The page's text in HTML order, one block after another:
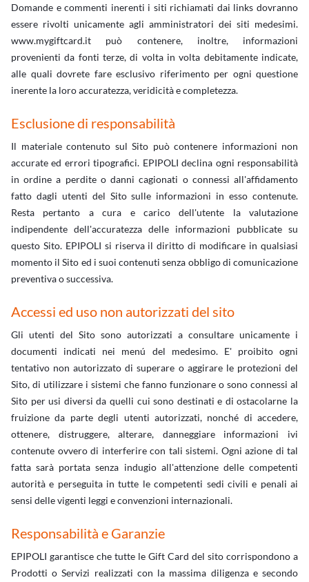
Domande e commenti inerenti i siti richiamati dai links dovranno
essere rivolti unicamente agli amministratori dei siti medesimi.
www.mygiftcard.it può contenere, inoltre, informazioni
provenienti da fonti terze, di volta in volta debitamente indicate,
alle quali dovrete fare esclusivo riferimento per ogni questione
inerente la loro accuratezza, veridicità e completezza.
Esclusione di responsabilità
Il materiale contenuto sul Sito può contenere informazioni non
accurate ed errori tipografici. EPIPOLI declina ogni responsabilità
in ordine a perdite o danni cagionati o connessi all'affidamento
fatto dagli utenti del Sito sulle informazioni in esso contenute.
Resta pertanto a cura e carico dell'utente la valutazione
indipendente dell'accuratezza delle informazioni pubblicate su
questo Sito. EPIPOLI si riserva il diritto di modificare in qualsiasi
momento il Sito ed i suoi contenuti senza obbligo di comunicazione
preventiva o successiva.
Accessi ed uso non autorizzati del sito
Gli utenti del Sito sono autorizzati a consultare unicamente i
documenti indicati nei menú del medesimo. E' proibito ogni
tentativo non autorizzato di superare o aggirare le protezioni del
Sito, di utilizzare i sistemi che fanno funzionare o sono connessi al
Sito per usi diversi da quelli cui sono destinati e di ostacolarne la
fruizione da parte degli utenti autorizzati, nonché di accedere,
ottenere, distruggere, alterare, danneggiare informazioni ivi
contenute ovvero di interferire con tali sistemi. Ogni azione di tal
fatta sarà portata senza indugio all'attenzione delle competenti
autorità e perseguita in tutte le competenti sedi civili e penali ai
sensi delle vigenti leggi e convenzioni internazionali.
Responsabilità e Garanzie
EPIPOLI garantisce che tutte le Gift Card del sito corrispondono a
Prodotti o Servizi realizzati con la massima diligenza e secondo